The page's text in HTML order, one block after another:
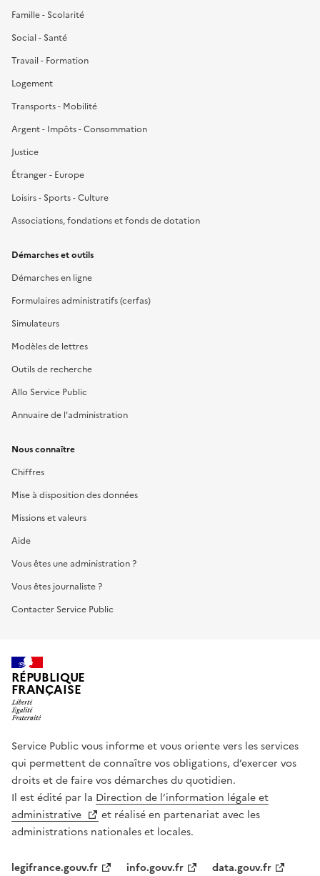
Famille - Scolarité
Social - Santé
Travail - Formation
Logement
Transports - Mobilité
Argent - Impôts - Consommation
Justice
Étranger - Europe
Loisirs - Sports - Culture
Associations, fondations et fonds de dotation
Démarches et outils
Démarches en ligne
Formulaires administratifs (cerfas)
Simulateurs
Modèles de lettres
Outils de recherche
Allo Service Public
Annuaire de l'administration
Nous connaître
Chiffres
Mise à disposition des données
Missions et valeurs
Aide
Vous êtes une administration ?
Vous êtes journaliste ?
Contacter Service Public
RÉPUBLIQUE
FRANÇAISE
Service Public vous informe et vous oriente vers les services
qui permettent de connaître vos obligations, d’exercer vos
droits et de faire vos démarches du quotidien.
Il est édité par la Direction de l’information légale et
administrative
et réalisé en partenariat avec les
administrations nationales et locales.
legifrance.gouv.fr info.gouv.fr data.gouv.fr